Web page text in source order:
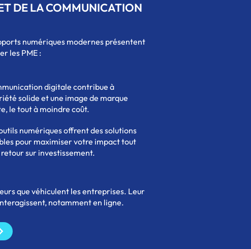
DE LA COMMUNICATION
numériques modernes présentent
les PME :
digitale contribue à
solide et une image de marque
le tout à moindre coût.
numériques offrent des solutions
pour maximiser votre impact tout
sur investissement.
que véhiculent les entreprises. Leur
notamment en ligne.